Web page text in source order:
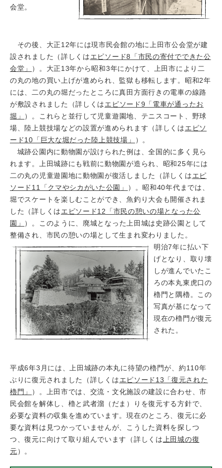
会堂。
その後、大正12年には現市民会館の地に上田市公会堂が建
設されました（詳しくはエピソード8「市民の寄付でできた公
会堂」
）。大正13年から昭和3年にかけて、上田市により二
の丸の地の買い上げが進められ、監獄も移転します。昭和2年
には、二の丸の堀だったところに真田方面行きの電車の線路
が敷設されました（詳しくはエピソード9「電車が通ったお
堀」 ）。これらと並行して児童遊園地、テニスコート、野球
場、陸上競技場などの設置が進められます（詳しくはエピソ
ード10「巨大な堀だった陸上競技場」
）。
城跡公園内に動物園が設けられた例は、全国的に多く見ら
れます。上田城跡にも戦前に動物園が造られ、昭和25年には
二の丸の児童遊園地に動物園が復活しました（詳しくはエピ
ソード11「クマやシカがいた公園」
）。昭和40年代までは、
堀でスケートを楽しむことができ、魚釣り大会も開催されま
した（詳しくはエピソード12「市民の憩いの場となった公
園」 ）。このように、廃城となった上田城は史跡公園として
整備され、市民の憩いの場として生まれ変わりました。
明治7年に払い下
げとなり、取り壊
しが進んでいたこ
ろの本丸東虎口の
櫓門と隅櫓。この
写真が基になって
現在の櫓門が復元
された。
平成6年3月には、上田城跡の本丸に待望の櫓門が、約110年
ぶりに復元されました（詳しくはエピソード13「復元された
櫓門」
）。上田市では、交流・文化施設の建設に合わせ、市
民会館を解体し、櫓と武者溜（だま）りを復元する方針で、
必要な資料の収集を進めています。現在のところ、復元に必
要な資料は見つかっていませんが、こうした資料を探しつ
つ、復元に向けて取り組んでいます（詳しくは 上田城の復
元）。